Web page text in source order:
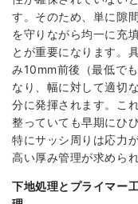
す。そのため、単に隙
を守りながら均一に充
とが重要になります。
み10mm前後（最低で
なり、幅に対して適切
分に発揮されます。こ
整っていても早期にひ
特にサッシ周りは応力
高い厚み管理が求められ
下地処理とプライマー